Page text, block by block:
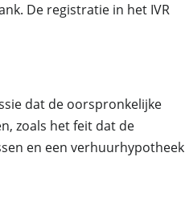
De registratie in het IVR
dat de oorspronkelijke
zoals het feit dat de
en een verhuurhypotheek